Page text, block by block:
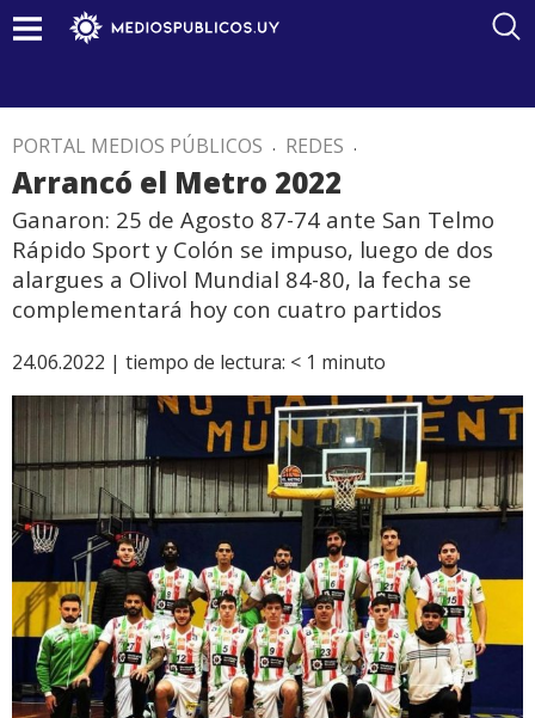
PORTAL MEDIOS PÚBLICOS . REDES .
Arrancó el Metro 2022
Ganaron: 25 de Agosto 87-74 ante San Telmo
Rápido Sport y Colón se impuso, luego de dos
alargues a Olivol Mundial 84-80, la fecha se
complementará hoy con cuatro partidos
24.06.2022 | tiempo de lectura: < 1 minuto